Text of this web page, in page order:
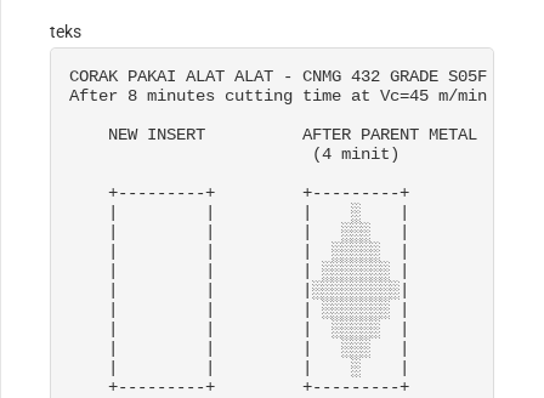
teks
CORAK PAKAI ALAT ALAT - CNMG 432 GRADE S05F
After 8 minutes cutting time at Vc=45 m/min
NEW INSERT          AFTER PARENT METAL
(4 minit)
+---------+         +---------+
|         |         |    ░    |
|         |         |   ░░░   |
|         |         |  ░░░░░  |
|         |         | ░░░░░░░ |
|         |         |░░░░░░░░░|
|         |         | ░░░░░░░ |
|         |         |  ░░░░░  |
|         |         |   ░░░   |
|         |         |    ░    |
+---------+         +---------+